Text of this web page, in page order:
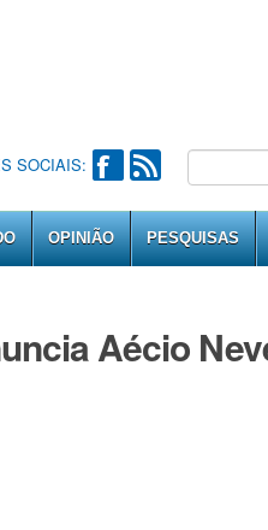
SOCIAIS:
OPINIÃO PESQUISAS
Aécio